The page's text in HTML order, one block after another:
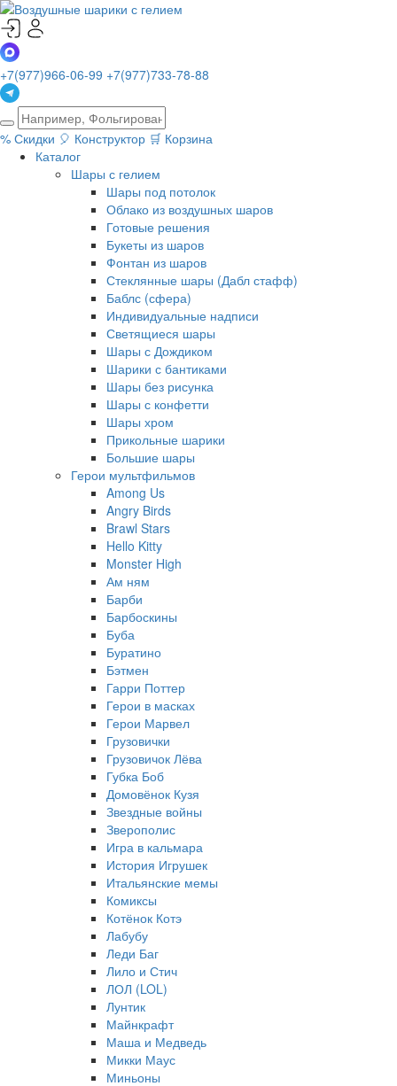
+7(977)966-06-99 +7(977)733-78-88
% Скидки 🎈 Конструктор 🛒 Корзина
Каталог
Шары с гелием
Шары под потолок
Облако из воздушных шаров
Готовые решения
Букеты из шаров
Фонтан из шаров
Стеклянные шары (Дабл стафф)
Баблс (сфера)
Индивидуальные надписи
Светящиеся шары
Шары с Дождиком
Шарики с бантиками
Шары без рисунка
Шары с конфетти
Шары хром
Прикольные шарики
Большие шары
Герои мультфильмов
Among Us
Angry Birds
Brawl Stars
Hello Kitty
Monster High
Ам ням
Барби
Барбоскины
Буба
Буратино
Бэтмен
Гарри Поттер
Герои в масках
Герои Марвел
Грузовички
Грузовичок Лёва
Губка Боб
Домовёнок Кузя
Звездные войны
Зверополис
Игра в кальмара
История Игрушек
Итальянские мемы
Комиксы
Котёнок Котэ
Лабубу
Леди Баг
Лило и Стич
ЛОЛ (LOL)
Лунтик
Майнкрафт
Маша и Медведь
Микки Маус
Миньоны